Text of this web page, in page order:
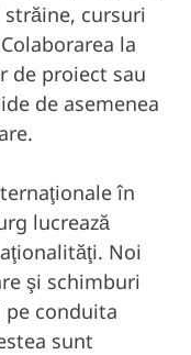
cursuri
la
de proiect sau
de asemenea
în
lucrează
Noi
şi schimburi
conduita
sunt